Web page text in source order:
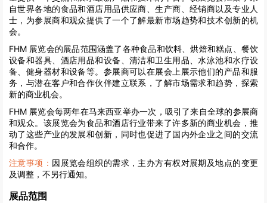
自世界各地的食品和酒店用品供应商、生产商、经销商以及专业人
士，为参展商和观众提供了一个了解最新市场趋势和技术创新的机
会。
FHM 展览会的展品范围涵盖了各种食品和饮料、烘焙和糕点、餐饮
设备和器具、酒店用品和设备、清洁和卫生用品、水泳池和水疗设
备、健身器材和设备等。参展商可以在展会上展示他们的产品和服
务，与潜在客户和合作伙伴建立联系，了解市场需求和趋势，探索
新的商业机会。
FHM 展览会每两年在马来西亚举办一次，吸引了来自全球的参展商
和观众。该展览会为食品和酒店行业带来了许多新的商业机会，推
动了这些产业的发展和创新，同时也促进了国内外企业之间的交流
和合作。
注意事项： 因展览会组织的需求，主办方有权对展期及地点的变更
及调整，不另行通知。
展品范围